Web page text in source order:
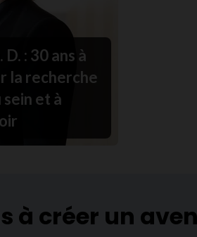
: 30 ans à
la recherche
et à
à créer un